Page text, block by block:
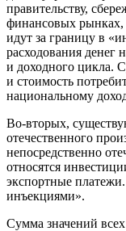
правительству,
финансовых рынках,
идут за границу в
расходования денег
и доходного цикла.
и стоимость
национальному
Во-вторых,
отечественного
непосредственно
относятся
экспортные
инъекциями».
Сумма значений